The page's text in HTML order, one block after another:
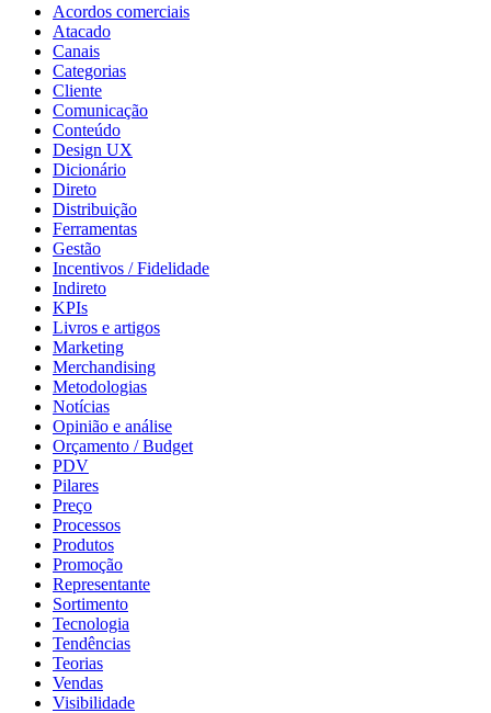
Acordos comerciais
Atacado
Canais
Categorias
Cliente
Comunicação
Conteúdo
Design UX
Dicionário
Direto
Distribuição
Ferramentas
Gestão
Incentivos / Fidelidade
Indireto
KPIs
Livros e artigos
Marketing
Merchandising
Metodologias
Notícias
Opinião e análise
Orçamento / Budget
PDV
Pilares
Preço
Processos
Produtos
Promoção
Representante
Sortimento
Tecnologia
Tendências
Teorias
Vendas
Visibilidade